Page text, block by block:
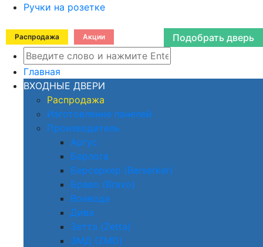
Ручки на розетке
Распродажа Акции Подобрать дверь
Главная
ВХОДНЫЕ ДВЕРИ
Распродажа
Изготовление панелей
Производитель
Аргус
Берлога
Берсеркер (Berserker)
Браво (Bravo)
Воевода
Дива
Зетта (Zetta)
ЗМД (ZMD)